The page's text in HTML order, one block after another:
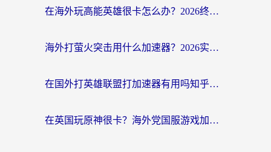
在海外玩高能英雄很卡怎么办？2026终极指南帮你告别延迟卡顿
海外打萤火突击用什么加速器？2026实测靠谱方案+多游戏适配指南
在国外打英雄联盟打加速器有用吗知乎？海外玩家亲测：选对工具比什么都重要
在英国玩原神很卡？海外党国服游戏加速终极指南（附实测有效方案）